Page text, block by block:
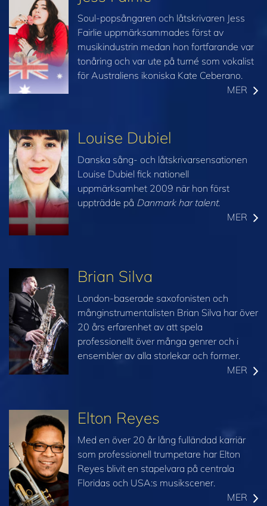
Soul-popsångaren och låtskrivaren Jess
Fairlie uppmärksammades först av
musikindustrin medan hon fortfarande var
tonåring och var ute på turné som vokalist
för Australiens ikoniska Kate Ceberano.
MER
Louise Dubiel
Danska sång- och låtskrivarsensationen
Louise Dubiel fick nationell
uppmärksamhet 2009 när hon först
uppträdde på Danmark har talent.
MER
Brian Silva
London-baserade saxofonisten och
månginstrumentalisten Brian Silva har över
20 års erfarenhet av att spela
professionellt över många genrer och i
ensembler av alla storlekar och former.
MER
Elton Reyes
Med en över 20 år lång fulländad karriär
som professionell trumpetare har Elton
Reyes blivit en stapelvara på centrala
Floridas och USA:s musikscener.
MER